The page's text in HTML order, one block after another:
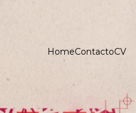
HomeContactoCV